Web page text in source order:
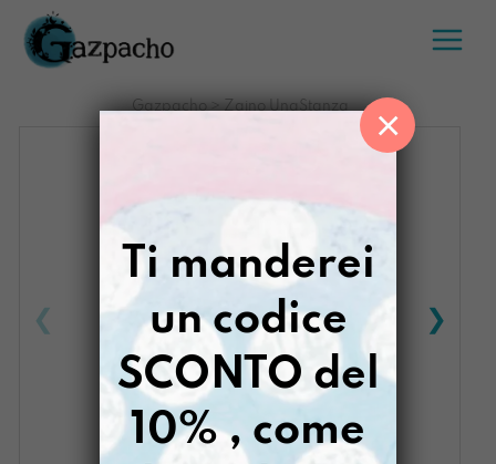
Salta
contenuto
Gazpacho> Zaino UnaStanza
Ti manderei
un codice
SCONTO del
10% , come
×